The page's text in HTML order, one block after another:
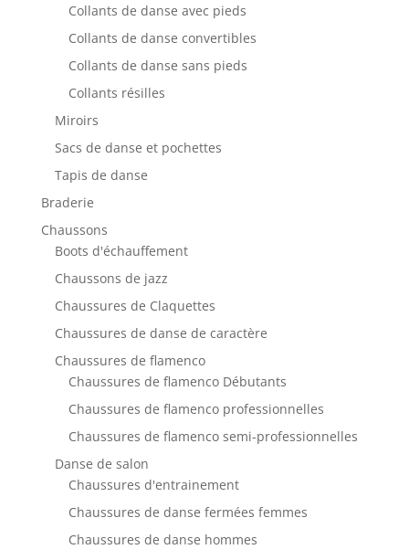
Collants de danse avec pieds
Collants de danse convertibles
Collants de danse sans pieds
Collants résilles
Miroirs
Sacs de danse et pochettes
Tapis de danse
Braderie
Chaussons
Boots d'échauffement
Chaussons de jazz
Chaussures de Claquettes
Chaussures de danse de caractère
Chaussures de flamenco
Chaussures de flamenco Débutants
Chaussures de flamenco professionnelles
Chaussures de flamenco semi-professionnelles
Danse de salon
Chaussures d'entrainement
Chaussures de danse fermées femmes
Chaussures de danse hommes